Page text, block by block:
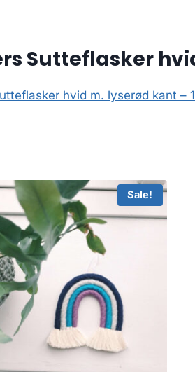
Sutteflasker
hvid m. lyserød kant –
Sale!